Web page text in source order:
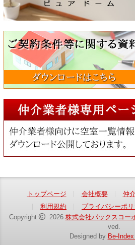
トップページ 会社概要
仲
利用規約
プライバシーポ
Copyright
2026 株式会社パックスコー
ved.
Designed by Be-